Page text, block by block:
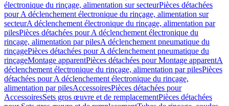
électronique du rinçage, alimentation sur secteurPièces détachées
pour A déclenchement électronique du rinçage, alimentation sur
secteurA déclenchement électronique du rinçage, alimentation par
pilesPièces détachées pour A déclenchement électronique du
rinçage, alimentation par pilesA déclenchement pneumatique du
rinçagePièces détachées pour A déclenchement pneumatique du
rinçageMontage apparentPièces détachées pour Montage apparentA
déclenchement électronique du rinçage, alimentation par pilesPièces
détachées pour A déclenchement électronique du rinçage,
alimentation par pilesAccessoiresPièces détachées pour
AccessoiresSets gros œuvre et de remplacementPièces détachées